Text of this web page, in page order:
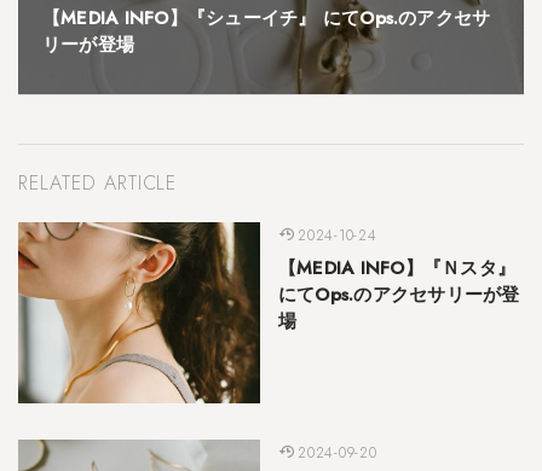
【MEDIA INFO】『シューイチ』 にてOps.のアクセサ
リーが登場
RELATED ARTICLE
2024-10-24
【MEDIA INFO】『Ｎスタ』
にてOps.のアクセサリーが登
場
2024-09-20